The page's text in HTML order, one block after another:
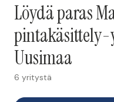
Löydä paras
pintakäsittely-
Uusimaa
6 yritystä